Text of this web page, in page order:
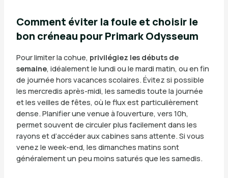
Comment éviter la foule et choisir le
bon créneau pour Primark Odysseum
Pour limiter la cohue, privilégiez les débuts de
semaine, idéalement le lundi ou le mardi matin, ou en fin
de journée hors vacances scolaires. Évitez si possible
les mercredis après-midi, les samedis toute la journée
et les veilles de fêtes, où le flux est particulièrement
dense. Planifier une venue à l’ouverture, vers 10h,
permet souvent de circuler plus facilement dans les
rayons et d’accéder aux cabines sans attente. Si vous
venez le week-end, les dimanches matins sont
généralement un peu moins saturés que les samedis.